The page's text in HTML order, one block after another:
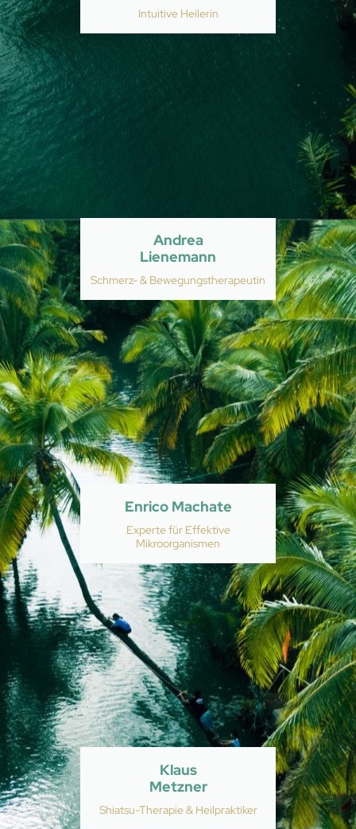
Intuitive Heilerin
Andrea
Lienemann
Schmerz- & Bewegungstherapeutin
Enrico Machate
Experte für Effektive
Mikroorganismen
Klaus
Metzner
Shiatsu-Therapie & Heilpraktiker